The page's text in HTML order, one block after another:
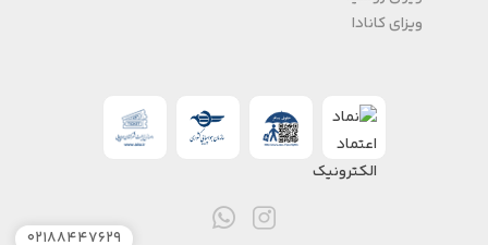
ویزای کانادا
۰۲۱۸۸۴۴۷۶۲۹